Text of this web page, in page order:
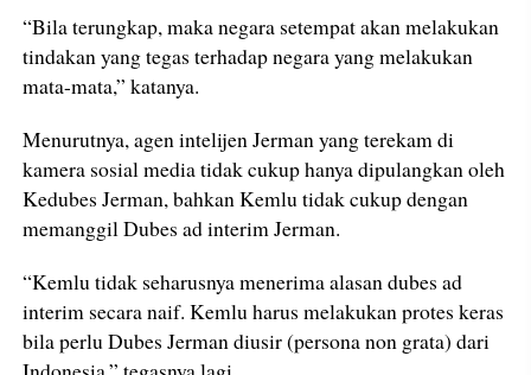
“Bila terungkap, maka negara setempat akan melakukan
tindakan yang tegas terhadap negara yang melakukan
mata-mata,” katanya.
Menurutnya, agen intelijen Jerman yang terekam di
kamera sosial media tidak cukup hanya dipulangkan oleh
Kedubes Jerman, bahkan Kemlu tidak cukup dengan
memanggil Dubes ad interim Jerman.
“Kemlu tidak seharusnya menerima alasan dubes ad
interim secara naif. Kemlu harus melakukan protes keras
bila perlu Dubes Jerman diusir (persona non grata) dari